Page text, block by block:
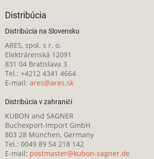
Distribúcia
Distribúcia na Slovensku
ARES, spol. s r. o.
Elektrárenská 12091
831 04 Bratislava 3
Tel.: +4212 4341 4664
E-mail: ares@ares.sk
Distribúcia v zahraničí
KUBON and SAGNER
Buchexport-Import GmbH
803 28 München, Germany
Tel.: 0049 89 54 218 142
E-mail: postmaster@kubon-sagner.de